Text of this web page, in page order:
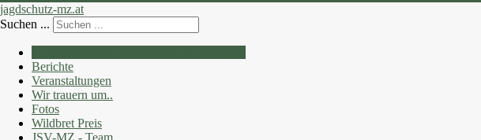
jagdschutz-mz.at
Suchen ...
Berichte
Veranstaltungen
Wir trauern um..
Fotos
Wildbret Preis
JSV-MZ - Team